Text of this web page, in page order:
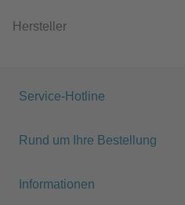
Hersteller
Service-Hotline
Rund um Ihre Bestellung
Informationen